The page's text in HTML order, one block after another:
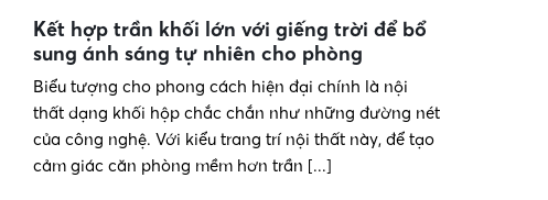
Kết hợp trần khối lớn với giếng trời để bổ
sung ánh sáng tự nhiên cho phòng
Biểu tượng cho phong cách hiện đại chính là nội
thất dạng khối hộp chắc chắn như những đường nét
của công nghệ. Với kiểu trang trí nội thất này, để tạo
cảm giác căn phòng mềm hơn trần [...]